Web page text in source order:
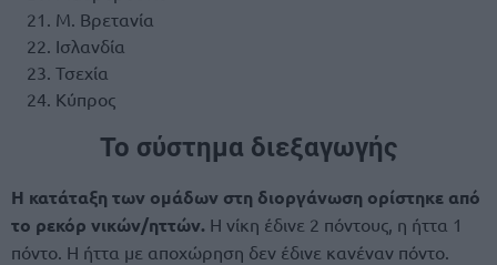
Μ. Βρετανία
Ισλανδία
Τσεχία
Κύπρος
Το σύστημα διεξαγωγής
Η κατάταξη των ομάδων στη διοργάνωση ορίστηκε από
το ρεκόρ νικών/ηττών. Η νίκη έδινε 2 πόντους, η ήττα 1
πόντο. Η ήττα με αποχώρηση δεν έδινε κανέναν πόντο.